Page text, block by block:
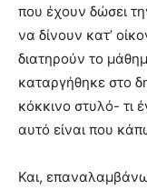
που έχουν δώσει
να δίνουν κατ’
διατηρούν το
καταργήθηκε στο
κόκκινο στυλό- τι
αυτό είναι που
Και,